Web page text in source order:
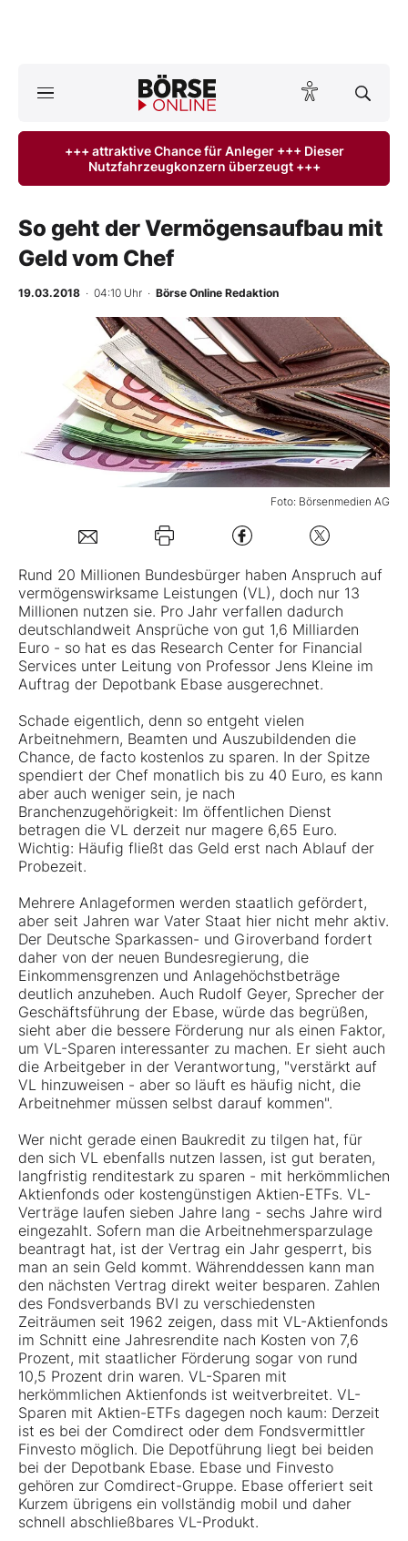
ktuelle Ausgabe BÖRSE ONLINE lesen
Finanz-Check
BO-Musterdepots
Experten
Mein B:O
Folgen Sie uns
Kontakt
+++ attraktive Chance für Anleger +++ Dieser
Nutzfahrzeugkonzern überzeugt +++
So geht der Vermögensaufbau mit
Geld vom Chef
19.03.2018 · 04:10 Uhr · Börse Online Redaktion
Foto: Börsenmedien AG
Rund 20 Millionen Bundesbürger haben Anspruch auf
vermögenswirksame Leistungen (VL), doch nur 13
Millionen nutzen sie. Pro Jahr verfallen dadurch
deutschlandweit Ansprüche von gut 1,6 Milliarden
Euro - so hat es das Research Center for Financial
Services unter Leitung von Professor Jens Kleine im
Auftrag der Depotbank Ebase ausgerechnet.
Schade eigentlich, denn so entgeht vielen
Arbeitnehmern, Beamten und Auszubildenden die
Chance, de facto kostenlos zu sparen. In der Spitze
spendiert der Chef monatlich bis zu 40 Euro, es kann
aber auch weniger sein, je nach
Branchenzugehörigkeit: Im öffentlichen Dienst
betragen die VL derzeit nur magere 6,65 Euro.
Wichtig: Häufig fließt das Geld erst nach Ablauf der
Probezeit.
Mehrere Anlageformen werden staatlich gefördert,
aber seit Jahren war Vater Staat hier nicht mehr aktiv.
Der Deutsche Sparkassen- und Giroverband fordert
daher von der neuen Bundesregierung, die
Einkommensgrenzen und Anlagehöchstbeträge
deutlich anzuheben. Auch Rudolf Geyer, Sprecher der
Geschäftsführung der Ebase, würde das begrüßen,
sieht aber die bessere Förderung nur als einen Faktor,
um VL-Sparen interessanter zu machen. Er sieht auch
die Arbeitgeber in der Verantwortung, "verstärkt auf
VL hinzuweisen - aber so läuft es häufig nicht, die
Arbeitnehmer müssen selbst darauf kommen".
Wer nicht gerade einen Baukredit zu tilgen hat, für
den sich VL ebenfalls nutzen lassen, ist gut beraten,
langfristig renditestark zu sparen - mit herkömmlichen
Aktienfonds oder kostengünstigen Aktien-ETFs. VL-
Verträge laufen sieben Jahre lang - sechs Jahre wird
eingezahlt. Sofern man die Arbeitnehmersparzulage
beantragt hat, ist der Vertrag ein Jahr gesperrt, bis
man an sein Geld kommt. Währenddessen kann man
den nächsten Vertrag direkt weiter besparen. Zahlen
des Fondsverbands BVI zu verschiedensten
Zeiträumen seit 1962 zeigen, dass mit VL-Aktienfonds
im Schnitt eine Jahresrendite nach Kosten von 7,6
Prozent, mit staatlicher Förderung sogar von rund
10,5 Prozent drin waren. VL-Sparen mit
herkömmlichen Aktienfonds ist weitverbreitet. VL-
Sparen mit Aktien-ETFs dagegen noch kaum: Derzeit
ist es bei der Comdirect oder dem Fondsvermittler
Finvesto möglich. Die Depotführung liegt bei beiden
bei der Depotbank Ebase. Ebase und Finvesto
gehören zur Comdirect-Gruppe. Ebase offeriert seit
Kurzem übrigens ein vollständig mobil und daher
schnell abschließbares VL-Produkt.